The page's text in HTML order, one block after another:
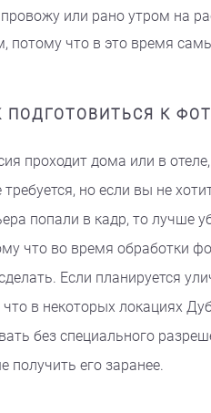
или рано утром на
потому что в это время
ПОДГОТОВИТЬСЯ К
проходит дома или в
требуется, но если вы не
попали в кадр, то лучше
что во время обработки
Если планируется
в некоторых локациях
без специального
получить его заранее.